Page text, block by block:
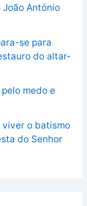
António
se para
do altar-
medo e
viver o batismo
do Senhor